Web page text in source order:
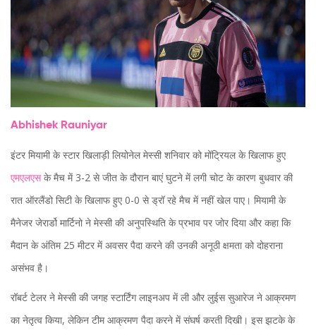
Abhishek Rauniyar
इंटर मियामी के स्टार खिलाड़ी लियोनेल मेस्सी शनिवार को मोंट्रियल के खिलाफ हुए
एमएलएसके मैच में 3-2 से जीत के दौरान बाएं घुटने में लगी चोट के कारण बुधवार की
रात ऑरलैंडो सिटी के खिलाफ हुए 0-0 से ड्रॉ रहे मैच में नहीं खेल पाए। मियामी के
मैनेजर जेरार्डो मार्टिनो ने मेस्सी की अनुपस्थिति के प्रभाव पर जोर दिया और कहा कि
मैदान के अंतिम 25 मीटर में अवसर पैदा करने की उनकी अनूठी क्षमता को दोहराना
असंभव है।
रॉबर्ट टेलर ने मेस्सी की जगह स्टार्टिंग लाइनअप में ली और लुईस सुआरेज ने आक्रमण
का नेतृत्व किया, लेकिन टीम आक्रमण पैदा करने में संघर्ष करती दिखी। इस झटके के